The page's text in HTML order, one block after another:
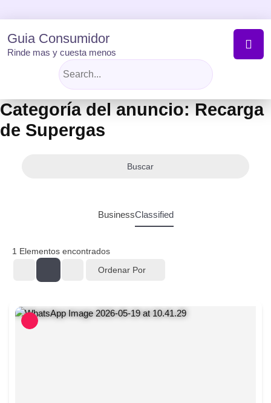
to
content
Guia Consumidor
Rinde mas y cuesta menos
Categoría del anuncio:Recarga
de Supergas
Buscar
BusinessClassified
1 Elementos encontrados
Ordenar Por